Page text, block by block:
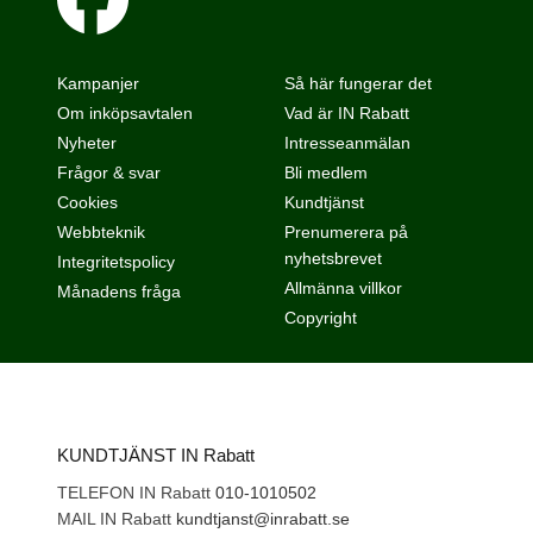
Kampanjer
Om inköpsavtalen
Nyheter
Frågor & svar
Så här fungerar det
Vad är IN Rabatt
Intresseanmälan
Bli medlem
Cookies
Webbteknik
Integritetspolicy
Månadens fråga
Kundtjänst
Prenumerera på
nyhetsbrevet
Allmänna villkor
Copyright
KUNDTJÄNST IN Rabatt
TELEFON IN Rabatt 010-1010502
MAIL IN Rabatt kundtjanst@inrabatt.se